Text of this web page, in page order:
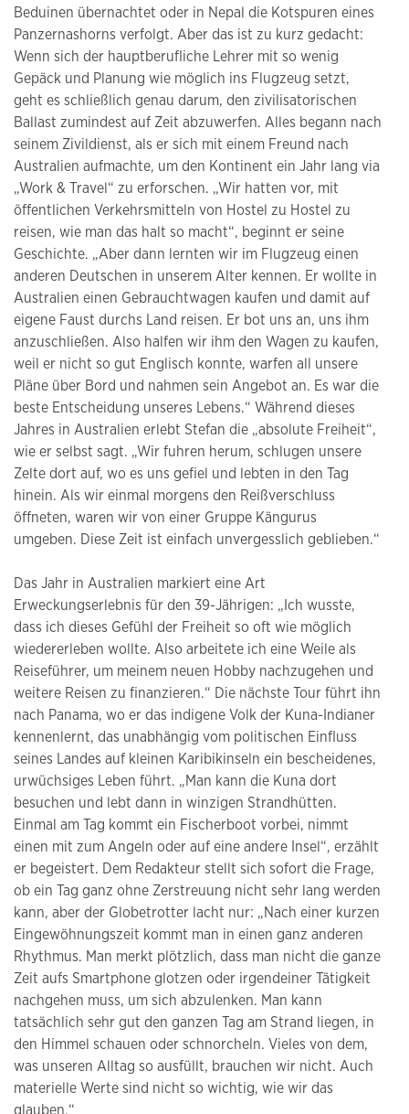
Beduinen übernachtet oder in Nepal die Kotspuren eines
Panzernashorns verfolgt. Aber das ist zu kurz gedacht:
Wenn sich der hauptberufliche Lehrer mit so wenig
Gepäck und Planung wie möglich ins Flugzeug setzt,
geht es schließlich genau darum, den zivilisatorischen
Ballast zumindest auf Zeit abzuwerfen. Alles begann nach
seinem Zivildienst, als er sich mit einem Freund nach
Australien aufmachte, um den Kontinent ein Jahr lang via
„Work & Travel“ zu erforschen. „Wir hatten vor, mit
öffentlichen Verkehrsmitteln von Hostel zu Hostel zu
reisen, wie man das halt so macht“, beginnt er seine
Geschichte. „Aber dann lernten wir im Flugzeug einen
anderen Deutschen in unserem Alter kennen. Er wollte in
Australien einen Gebrauchtwagen kaufen und damit auf
eigene Faust durchs Land reisen. Er bot uns an, uns ihm
anzuschließen. Also halfen wir ihm den Wagen zu kaufen,
weil er nicht so gut Englisch konnte, warfen all unsere
Pläne über Bord und nahmen sein Angebot an. Es war die
beste Entscheidung unseres Lebens.“ Während dieses
Jahres in Australien erlebt Stefan die „absolute Freiheit“,
wie er selbst sagt. „Wir fuhren herum, schlugen unsere
Zelte dort auf, wo es uns gefiel und lebten in den Tag
hinein. Als wir einmal morgens den Reißverschluss
öffneten, waren wir von einer Gruppe Kängurus
umgeben. Diese Zeit ist einfach unvergesslich geblieben.“
Das Jahr in Australien markiert eine Art
Erweckungserlebnis für den 39-Jährigen: „Ich wusste,
dass ich dieses Gefühl der Freiheit so oft wie möglich
wiedererleben wollte. Also arbeitete ich eine Weile als
Reiseführer, um meinem neuen Hobby nachzugehen und
weitere Reisen zu finanzieren.“ Die nächste Tour führt ihn
nach Panama, wo er das indigene Volk der Kuna-Indianer
kennenlernt, das unabhängig vom politischen Einfluss
seines Landes auf kleinen Karibikinseln ein bescheidenes,
urwüchsiges Leben führt. „Man kann die Kuna dort
besuchen und lebt dann in winzigen Strandhütten.
Einmal am Tag kommt ein Fischerboot vorbei, nimmt
einen mit zum Angeln oder auf eine andere Insel“, erzählt
er begeistert. Dem Redakteur stellt sich sofort die Frage,
ob ein Tag ganz ohne Zerstreuung nicht sehr lang werden
kann, aber der Globetrotter lacht nur: „Nach einer kurzen
Eingewöhnungszeit kommt man in einen ganz anderen
Rhythmus. Man merkt plötzlich, dass man nicht die ganze
Zeit aufs Smartphone glotzen oder irgendeiner Tätigkeit
nachgehen muss, um sich abzulenken. Man kann
tatsächlich sehr gut den ganzen Tag am Strand liegen, in
den Himmel schauen oder schnorcheln. Vieles von dem,
was unseren Alltag so ausfüllt, brauchen wir nicht. Auch
materielle Werte sind nicht so wichtig, wie wir das
glauben.“